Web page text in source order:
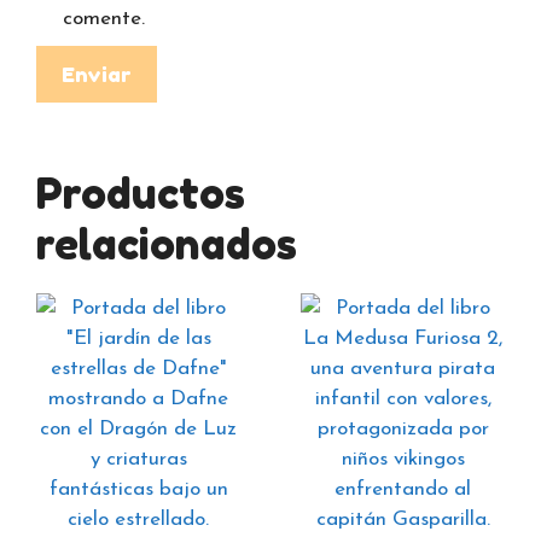
comente.
Productos
relacionados